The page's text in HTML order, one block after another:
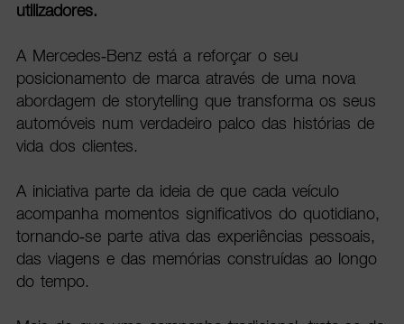
utilizadores.
A Mercedes-Benz está a reforçar o seu
posicionamento de marca através de uma nova
abordagem de storytelling que transforma os seus
automóveis num verdadeiro palco das histórias de
vida dos clientes.
A iniciativa parte da ideia de que cada veículo
acompanha momentos significativos do quotidiano,
tornando-se parte ativa das experiências pessoais,
das viagens e das memórias construídas ao longo
do tempo.